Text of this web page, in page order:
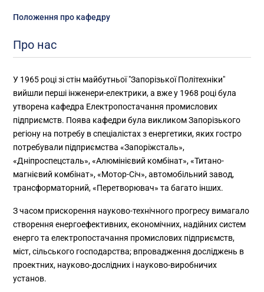
Положення про кафедру
Про нас
У 1965 році зі стін майбутньої "Запорізької Політехніки"
вийшли перші інженери-електрики, а вже у 1968 році була
утворена кафедра Електропостачання промислових
підприємств. Поява кафедри була викликом Запорізького
регіону на потребу в спеціалістах з енергетики, яких гостро
потребували підприємства «Запоріжсталь»,
«Дніпроспецсталь», «Алюмінієвий комбінат», «Титано-
магнієвий комбінат», «Мотор-Січ», автомобільний завод,
трансформаторний, «Перетворювач» та багато інших.
З часом прискорення науково-технічного прогресу вимагало
створення енергоефективних, економічних, надійних систем
енерго та електропостачання промислових підприємств,
міст, сільського господарства; впровадження досліджень в
проектних, науково-дослідних і науково-виробничих
установ.